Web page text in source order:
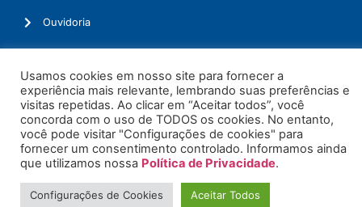
Ouvidoria
© 2026. Todos os Direitos Reservados.
Usamos cookies em nosso site para fornecer a
experiência mais relevante, lembrando suas preferências e
visitas repetidas. Ao clicar em “Aceitar todos”, você
concorda com o uso de TODOS os cookies. No entanto,
você pode visitar "Configurações de cookies" para
fornecer um consentimento controlado. Informamos ainda
que utilizamos nossa Política de Privacidade.
Configurações de Cookies Aceitar Todos